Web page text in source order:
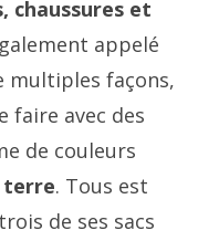
chaussures et
appelé
multiples façons,
faire avec des
de couleurs
terre. Tous est
de ses sacs